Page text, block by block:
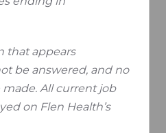
Sollie
that appears
be answered, and no
All current job
on Flen Health’s